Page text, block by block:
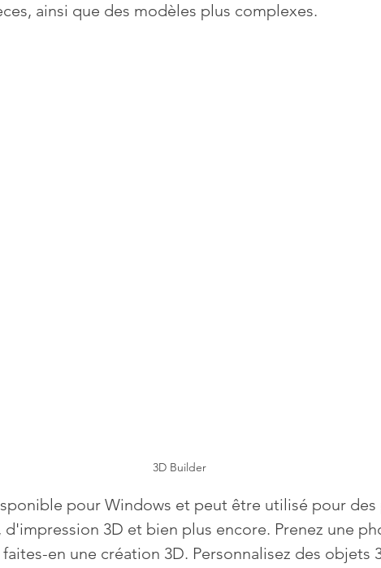
ainsi que des modèles plus complexes.
3D Builder
pour Windows et peut être utilisé pour des
3D et bien plus encore. Prenez une
en une création 3D. Personnalisez des objets